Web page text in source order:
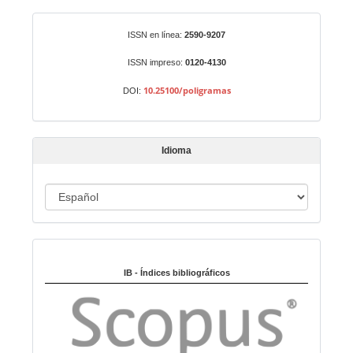
a
t
í
o
ISSN en línea: 2590-9207
ISSN impreso: 0120-4130
DOI: 10.25100/poligramas
Idioma
d
m
IB - Índices bibliográficos